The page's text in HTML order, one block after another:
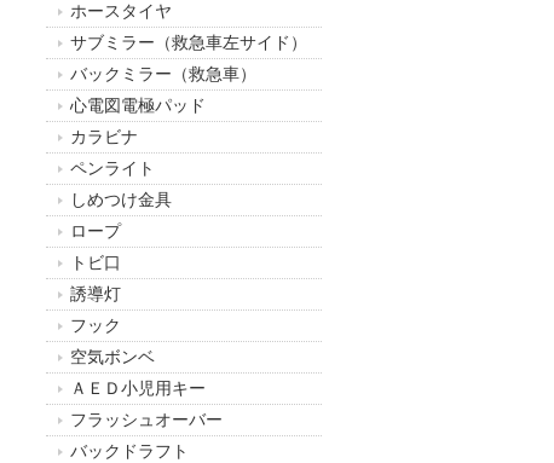
ホースタイヤ
サブミラー（救急車左サイド）
バックミラー（救急車）
心電図電極パッド
カラビナ
ペンライト
しめつけ金具
ロープ
トビ口
誘導灯
フック
空気ボンベ
ＡＥＤ小児用キー
フラッシュオーバー
バックドラフト